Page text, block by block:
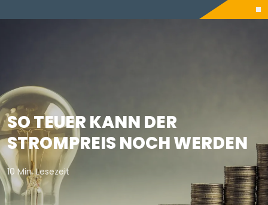
SO TEUER KANN DER
STROMPREIS NOCH WERDEN
10 Min. Lesezeit